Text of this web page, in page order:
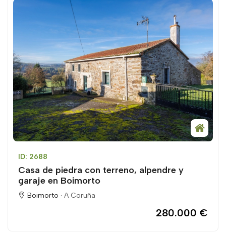
ID: 2688
Casa de piedra con terreno, alpendre y
garaje en Boimorto
Boimorto · A Coruña
280.000 €